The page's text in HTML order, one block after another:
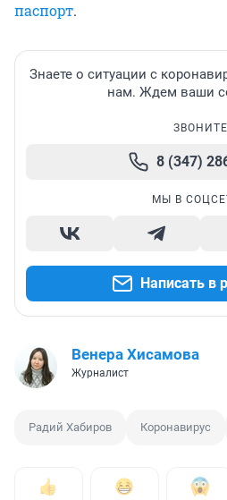
паспорт.
Знаете о ситуации с
нам. Ждем ваши
ЗВОНИТЕ
8 (347)
МЫ В
Написать в
Венера Хисамова
Журналист
Радий Хабиров Коронавирус